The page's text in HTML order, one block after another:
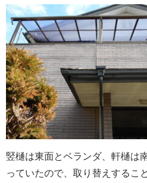
竪樋は東面とベランダ、軒樋は
っていたので、取り替えするこ